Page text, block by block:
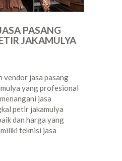
PASANG
JAKAMULYA
vendor jasa pasang
yang profesional
jasa
petir jakamulya
dan harga yang
teknisi jasa